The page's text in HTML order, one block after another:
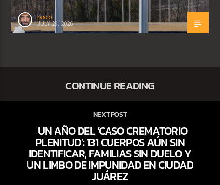
rasco
JULY 29, 2026
CONTINUE READING
NEXT POST
UN AÑO DEL ‘CASO CREMATORIO
PLENITUD’: 131 CUERPOS AÚN SIN
IDENTIFICAR, FAMILIAS SIN DUELO Y
UN LIMBO DE IMPUNIDAD EN CIUDAD
JUÁREZ